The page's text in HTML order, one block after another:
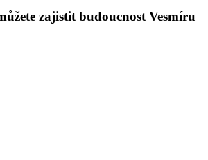
zajistit budoucnost Vesmíru